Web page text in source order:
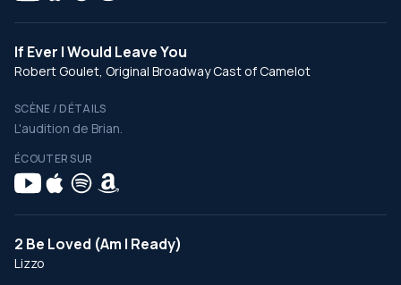
If Ever I Would Leave You
Robert Goulet, Original Broadway Cast of Camelot
SCÈNE / DÉTAILS
L'audition de Brian.
ÉCOUTER SUR
2 Be Loved (Am I Ready)
Lizzo